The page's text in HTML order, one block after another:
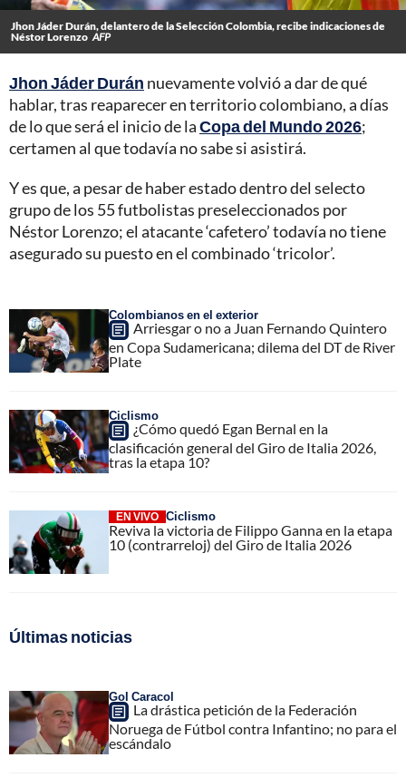
Jhon Jáder Durán, delantero de la Selección Colombia, recibe indicaciones de
Néstor Lorenzo AFP
Jhon Jáder Durán nuevamente volvió a dar de qué
hablar, tras reaparecer en territorio colombiano, a días
de lo que será el inicio de laCopa del Mundo 2026;
certamen al que todavía no sabe si asistirá.
Y es que, a pesar de haber estado dentro del selecto
grupo de los 55 futbolistas preseleccionados por
Néstor Lorenzo; el atacante ‘cafetero’ todavía no tiene
asegurado su puesto en el combinado ‘tricolor’.
Colombianos en el exterior
Arriesgar o no a Juan Fernando Quintero
en Copa Sudamericana; dilema del DT de River
Plate
Ciclismo
¿Cómo quedó Egan Bernal en la
clasificación general del Giro de Italia 2026,
tras la etapa 10?
EN VIVO Ciclismo
Reviva la victoria de Filippo Ganna en la etapa
10 (contrarreloj) del Giro de Italia 2026
Últimas noticias
Gol Caracol
La drástica petición de la Federación
Noruega de Fútbol contra Infantino; no para el
escándalo